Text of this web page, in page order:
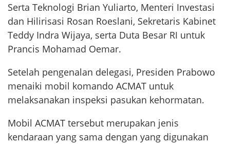
Serta Teknologi Brian Yuliarto, Menteri Investasi
dan Hilirisasi Rosan Roeslani, Sekretaris Kabinet
Teddy Indra Wijaya, serta Duta Besar RI untuk
Prancis Mohamad Oemar.
Setelah pengenalan delegasi, Presiden Prabowo
menaiki mobil komando ACMAT untuk
melaksanakan inspeksi pasukan kehormatan.
Mobil ACMAT tersebut merupakan jenis
kendaraan yang sama dengan yang digunakan